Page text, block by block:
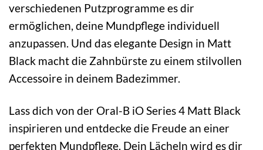
verschiedenen Putzprogramme es dir
ermöglichen, deine Mundpflege individuell
anzupassen. Und das elegante Design in Matt
Black macht die Zahnbürste zu einem stilvollen
Accessoire in deinem Badezimmer.
Lass dich von der Oral-B iO Series 4 Matt Black
inspirieren und entdecke die Freude an einer
perfekten Mundpflege. Dein Lächeln wird es dir